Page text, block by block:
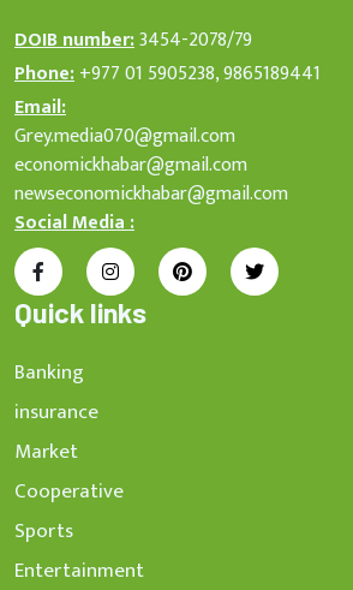
DOIB number:3454-2078/79
Phone:+977 01 5905238, 9865189441
Email:
Grey.media070@gmail.com
economickhabar@gmail.com
newseconomickhabar@gmail.com
Social Media :
Quick links
Banking
insurance
Market
Cooperative
Sports
Entertainment